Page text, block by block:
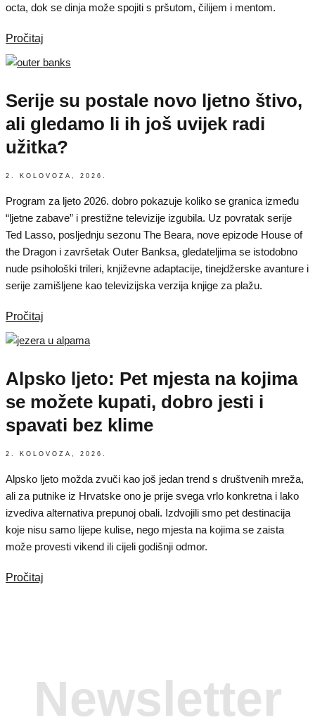
octa, dok se dinja može spojiti s pršutom, čilijem i mentom.
Pročitaj
Serije su postale novo ljetno štivo,
ali gledamo li ih još uvijek radi
užitka?
2. KOLOVOZA, 2026.
Program za ljeto 2026. dobro pokazuje koliko se granica između
“ljetne zabave” i prestižne televizije izgubila. Uz povratak serije
Ted Lasso, posljednju sezonu The Beara, nove epizode House of
the Dragon i završetak Outer Banksa, gledateljima se istodobno
nude psihološki trileri, književne adaptacije, tinejdžerske avanture i
serije zamišljene kao televizijska verzija knjige za plažu.
Pročitaj
Alpsko ljeto: Pet mjesta na kojima
se možete kupati, dobro jesti i
spavati bez klime
2. KOLOVOZA, 2026.
Alpsko ljeto možda zvuči kao još jedan trend s društvenih mreža,
ali za putnike iz Hrvatske ono je prije svega vrlo konkretna i lako
izvediva alternativa prepunoj obali. Izdvojili smo pet destinacija
koje nisu samo lijepe kulise, nego mjesta na kojima se zaista
može provesti vikend ili cijeli godišnji odmor.
Pročitaj
Newsletter